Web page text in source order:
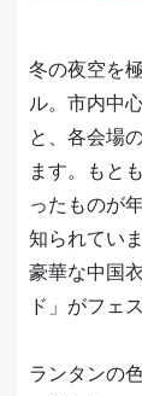
冬の夜空を
ル。市内中
と、各会場
ます。もと
ったものが
知られてい
豪華な中国
ド」がフェ
ランタンの